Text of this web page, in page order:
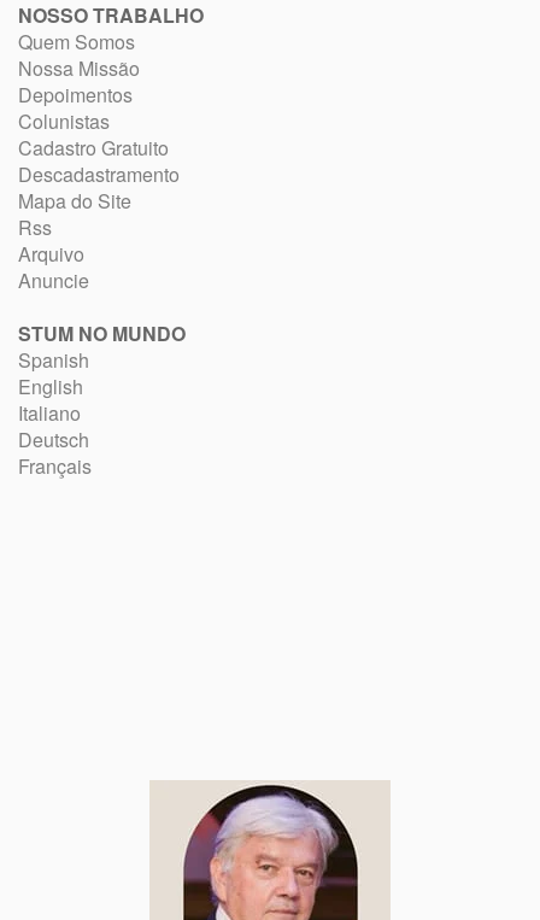
NOSSO TRABALHO
Quem Somos
Nossa Missão
Depoimentos
Colunistas
Cadastro Gratuito
Descadastramento
Mapa do Site
Rss
Arquivo
Anuncie
STUM NO MUNDO
Spanish
English
Italiano
Deutsch
Français